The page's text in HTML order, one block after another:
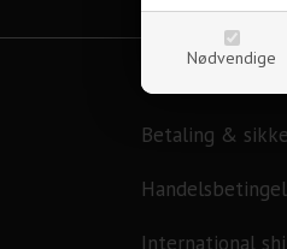
Nødvendige
Fragt & levering
Betaling &
International